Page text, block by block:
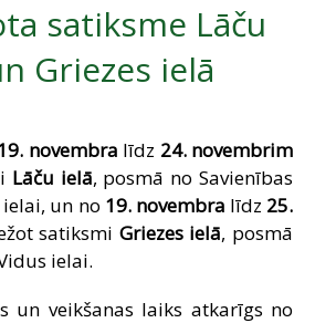
SAZIŅA
satiksme Lāču
Griezes ielā
novembra līdz 24. novembrim
Lāču ielā, posmā no Savienības
un no 19. novembra līdz 25.
satiksmi Griezes ielā, posmā
ielai.
un veikšanas laiks atkarīgs no